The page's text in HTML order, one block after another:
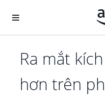
Ra mắt
hơn trên